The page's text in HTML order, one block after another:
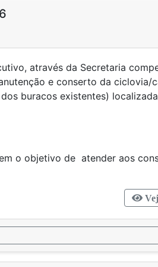
através da Secretaria
e conserto da ciclovia/
buracos existentes)
o objetivo de atender aos